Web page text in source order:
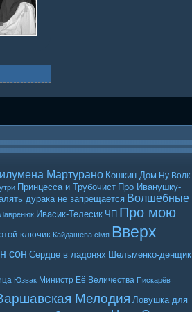
Мартурано Кошкин Дом Ну Волк
Принцесса и Трубочист Про Иванушку-
дурака не запрещается Волшебные
Лавренюк Ивасик-Телесик ЧП Про мою
ключик Кайдашева сiмя Вверх
сон Сердце в ладонях Шельменко-денщик
Юзвак Министр Её Величества Пискарёв
Мелодия Ловушка для